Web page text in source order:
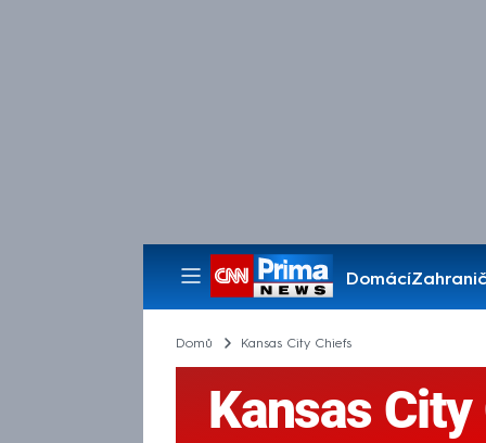
Domácí
Pořady
Domů Kansas City Chiefs
Kansas